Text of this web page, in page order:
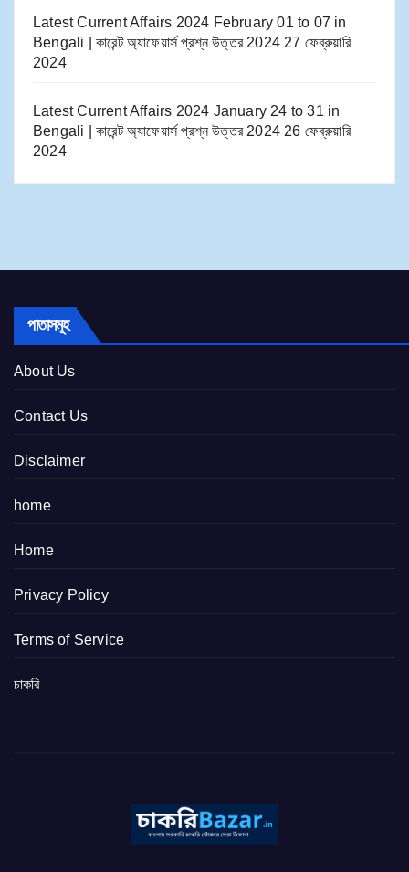
Latest Current Affairs 2024 February 01 to 07​ in
Bengali | কারেন্ট অ্যাফেয়ার্স প্রশ্ন উত্তর 2024 27 ফেব্রুয়ারি
2024
Latest Current Affairs 2024 January 24 to 31​ in
Bengali | কারেন্ট অ্যাফেয়ার্স প্রশ্ন উত্তর 2024 26 ফেব্রুয়ারি
2024
পাতাসমূহ
About Us
Contact Us
Disclaimer
home
Home
Privacy Policy
Terms of Service
চাকরি